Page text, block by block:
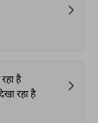
है
रहा है